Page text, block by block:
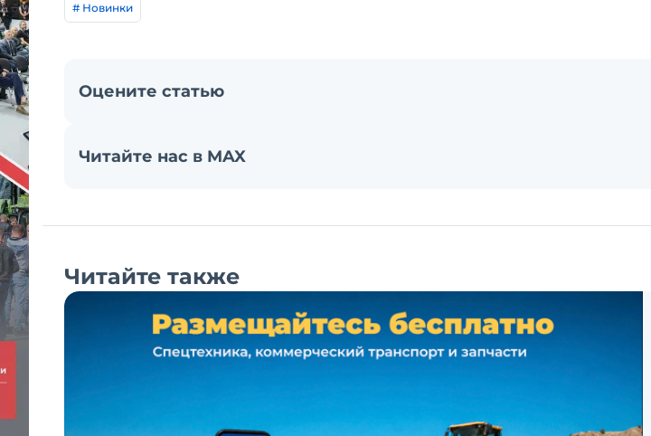
# Новинки
Оцените статью
Читайте нас в MAX
Читайте также